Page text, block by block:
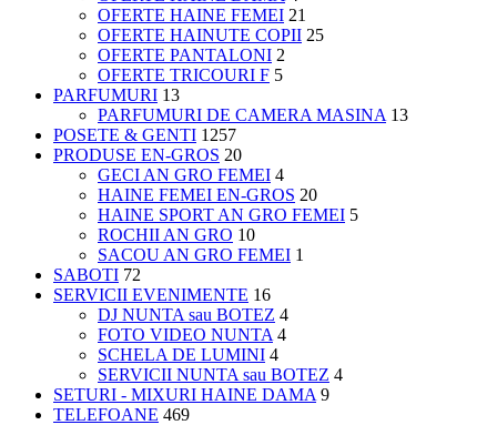
OFERTE HAINE FEMEI 21
OFERTE HAINUTE COPII 25
OFERTE PANTALONI 2
OFERTE TRICOURI F 5
PARFUMURI 13
PARFUMURI DE CAMERA MASINA 13
POSETE & GENTI 1257
PRODUSE EN-GROS 20
GECI AN GRO FEMEI 4
HAINE FEMEI EN-GROS 20
HAINE SPORT AN GRO FEMEI 5
ROCHII AN GRO 10
SACOU AN GRO FEMEI 1
SABOTI 72
SERVICII EVENIMENTE 16
DJ NUNTA sau BOTEZ 4
FOTO VIDEO NUNTA 4
SCHELA DE LUMINI 4
SERVICII NUNTA sau BOTEZ 4
SETURI - MIXURI HAINE DAMA 9
TELEFOANE 469